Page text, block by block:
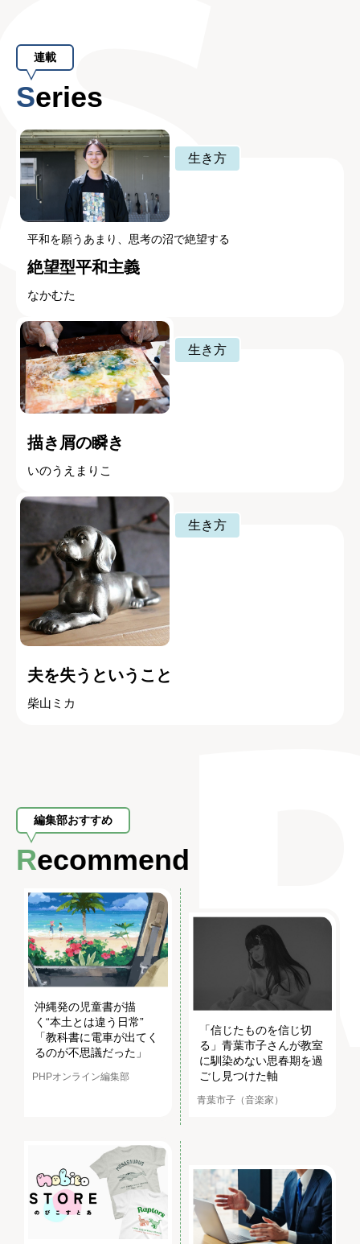
連載
Series
生き方
平和を願うあまり、思考の沼で絶望する
絶望型平和主義
なかむた
生き方
描き屑の瞬き
いのうえまりこ
生き方
夫を失うということ
柴山ミカ
編集部おすすめ
Recommend
沖縄発の児童書が描
く“本土とは違う日常”
「教科書に電車が出てく
るのが不思議だった」
PHPオンライン編集部
「信じたものを信じ切
る」青葉市子さんが教室
に馴染めない思春期を過
ごし見つけた軸
青葉市子（音楽家）